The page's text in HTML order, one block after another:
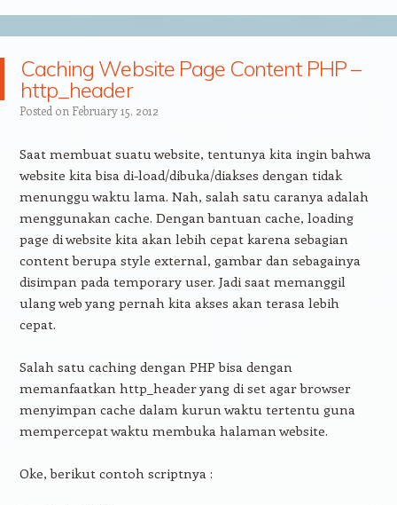
Caching Website Page Content PHP –
http_header
Posted on February 15, 2012
Saat membuat suatu website, tentunya kita ingin bahwa
website kita bisa di-load/dibuka/diakses dengan tidak
menunggu waktu lama. Nah, salah satu caranya adalah
menggunakan cache. Dengan bantuan cache, loading
page di website kita akan lebih cepat karena sebagian
content berupa style external, gambar dan sebagainya
disimpan pada temporary user. Jadi saat memanggil
ulang web yang pernah kita akses akan terasa lebih
cepat.
Salah satu caching dengan PHP bisa dengan
memanfaatkan http_header yang di set agar browser
menyimpan cache dalam kurun waktu tertentu guna
mempercepat waktu membuka halaman website.
Oke, berikut contoh scriptnya :